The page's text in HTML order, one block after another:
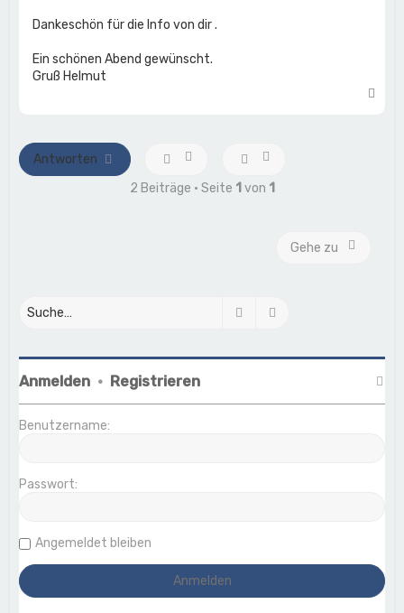
Dankeschön für die Info von dir .
Ein schönen Abend gewünscht.
Gruß Helmut
Antworten
2 Beiträge • Seite 1 von 1
Gehe zu
Suche
Anmelden • Registrieren
Benutzername:
Passwort:
Angemeldet bleiben